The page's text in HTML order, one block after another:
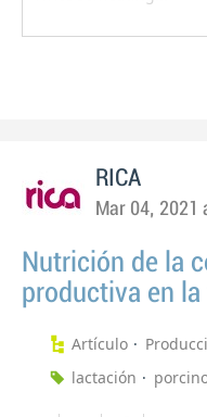
RICA
Mar 04, 2021
Nutrición de la
productiva en
Artículo
lactación